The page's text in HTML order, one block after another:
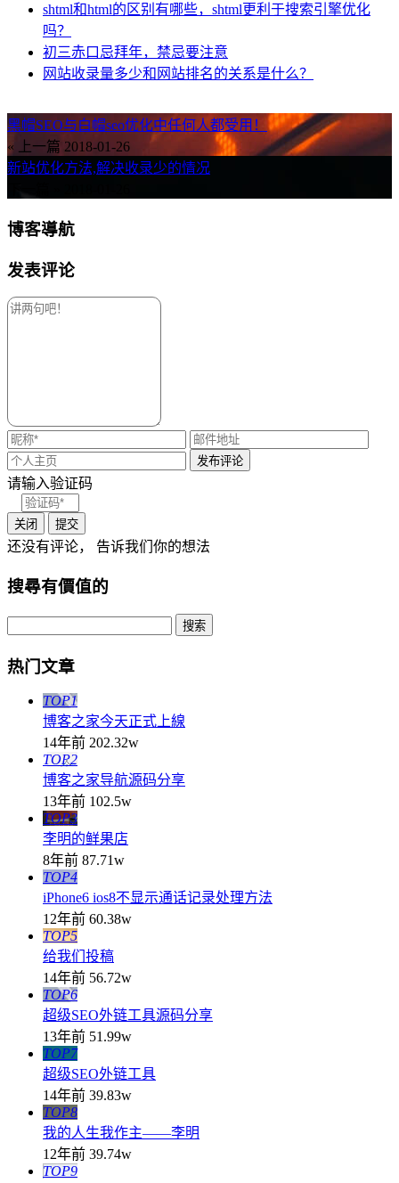
shtml和html的区别有哪些，shtml更利于搜索引擎优化
吗？
初三赤口忌拜年，禁忌要注意
网站收录量多少和网站排名的关系是什么？
黑帽SEO与白帽seo优化中任何人都受用！
« 上一篇 2018-01-26
新站优化方法,解决收录少的情况
博客導航
发表评论
请输入验证码
关闭 提交
还没有评论， 告诉我们你的想法
搜尋有價值的
热门文章
TOP1
博客之家今天正式上線
14年前 202.32w
TOP2
博客之家导航源码分享
13年前 102.5w
TOP3
李明的鲜果店
8年前 87.71w
TOP4
iPhone6 ios8不显示通话记录处理方法
12年前 60.38w
TOP5
给我们投稿
14年前 56.72w
TOP6
超级SEO外链工具源码分享
13年前 51.99w
TOP7
超级SEO外链工具
14年前 39.83w
TOP8
我的人生我作主——李明
12年前 39.74w
TOP9